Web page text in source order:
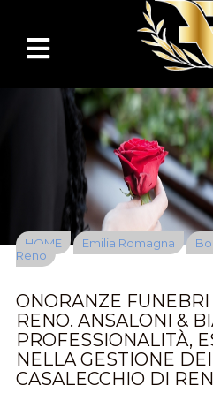
HOME Emilia Romagna
Reno
ONORANZE
RENO. ANSALONI &
PROFESSIONALITÀ,
NELLA GESTIONE
CASALECCHIO DI